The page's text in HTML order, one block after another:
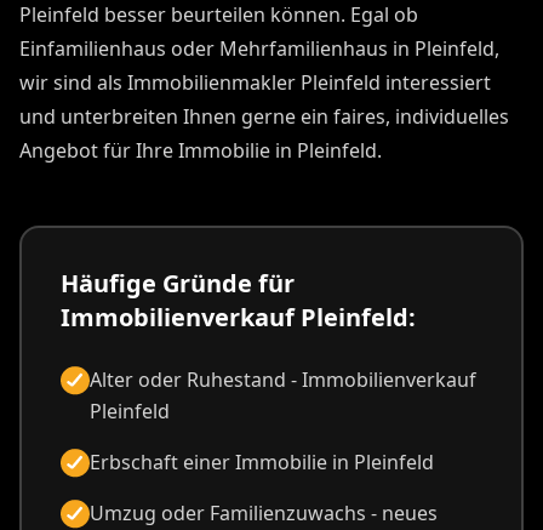
Pleinfeld besser beurteilen können. Egal ob
Einfamilienhaus oder Mehrfamilienhaus in Pleinfeld,
wir sind als Immobilienmakler Pleinfeld interessiert
und unterbreiten Ihnen gerne ein faires, individuelles
Angebot für Ihre Immobilie in Pleinfeld.
Häufige Gründe für
Immobilienverkauf Pleinfeld:
Alter oder Ruhestand - Immobilienverkauf
Pleinfeld
Erbschaft einer Immobilie in Pleinfeld
Umzug oder Familienzuwachs - neues